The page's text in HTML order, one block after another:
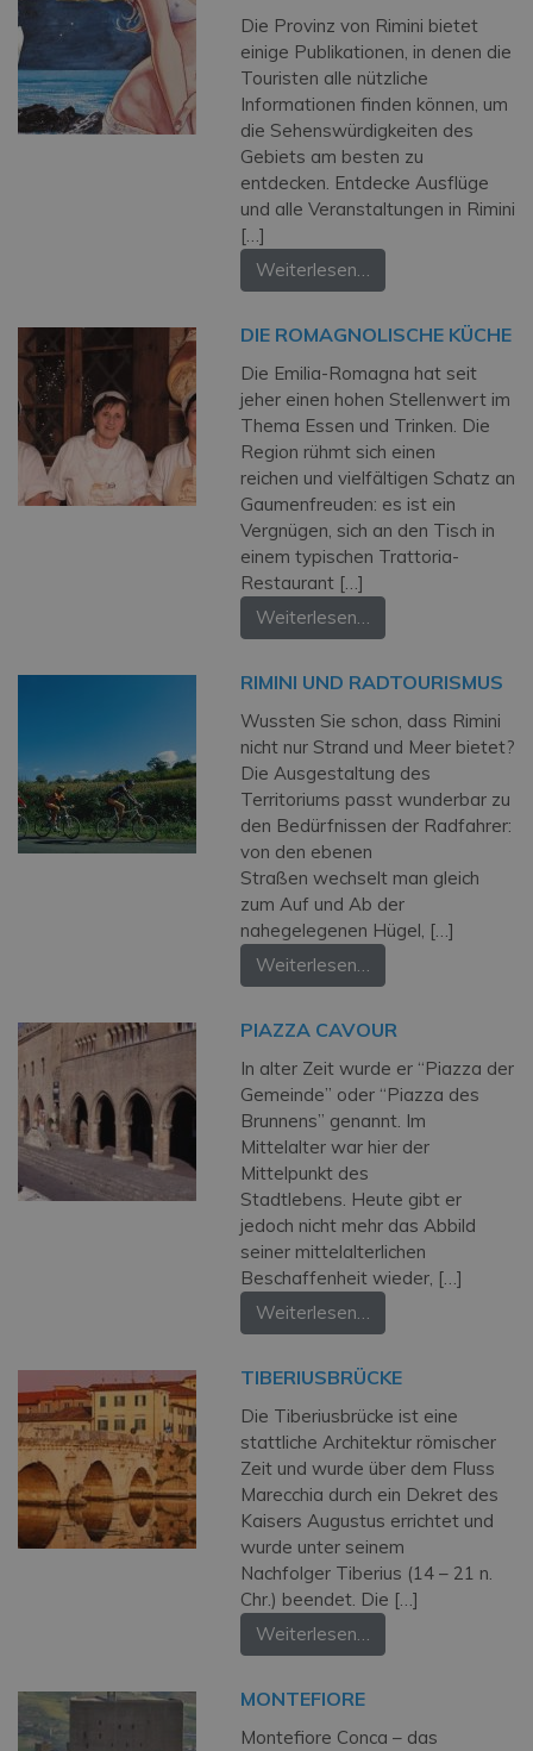
Die Provinz von Rimini bietet
einige Publikationen, in denen die
Touristen alle nützliche
Informationen finden können, um
die Sehenswürdigkeiten des
Gebiets am besten zu
entdecken. Entdecke Ausflüge
und alle Veranstaltungen in Rimini
[…]
Weiterlesen…
DIE ROMAGNOLISCHE KÜCHE
Die Emilia-Romagna hat seit
jeher einen hohen Stellenwert im
Thema Essen und Trinken. Die
Region rühmt sich einen
reichen und vielfältigen Schatz an
Gaumenfreuden: es ist ein
Vergnügen, sich an den Tisch in
einem typischen Trattoria-
Restaurant […]
Weiterlesen…
RIMINI UND RADTOURISMUS
Wussten Sie schon, dass Rimini
nicht nur Strand und Meer bietet?
Die Ausgestaltung des
Territoriums passt wunderbar zu
den Bedürfnissen der Radfahrer:
von den ebenen
Straßen wechselt man gleich
zum Auf und Ab der
nahegelegenen Hügel, […]
Weiterlesen…
PIAZZA CAVOUR
In alter Zeit wurde er “Piazza der
Gemeinde” oder “Piazza des
Brunnens” genannt. Im
Mittelalter war hier der
Mittelpunkt des
Stadtlebens. Heute gibt er
jedoch nicht mehr das Abbild
seiner mittelalterlichen
Beschaffenheit wieder, […]
Weiterlesen…
TIBERIUSBRÜCKE
Die Tiberiusbrücke ist eine
stattliche Architektur römischer
Zeit und wurde über dem Fluss
Marecchia durch ein Dekret des
Kaisers Augustus errichtet und
wurde unter seinem
Nachfolger Tiberius (14 – 21 n.
Chr.) beendet. Die […]
Weiterlesen…
MONTEFIORE
Montefiore Conca – das